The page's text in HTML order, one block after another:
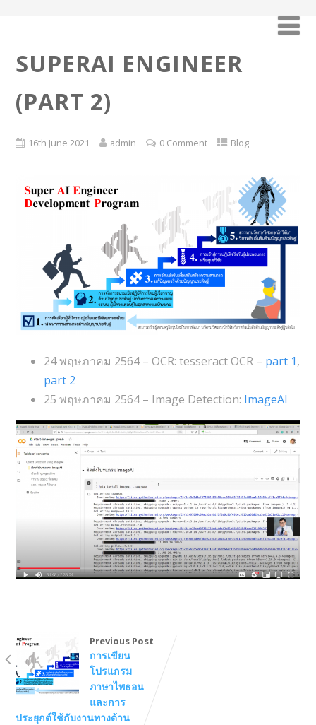
SUPERAI ENGINEER
(PART 2)
16th June 2021 admin 0 Comment Blog
24 พฤษภาคม 2564 – OCR: tesseract OCR – part 1,
part 2
25 พฤษภาคม 2564 – Image Detection: ImageAI
Previous Post
การเขียน
โปรแกรม
ภาษาไพธอน
และการ
ประยุกต์ใช้กับงานทางด้าน